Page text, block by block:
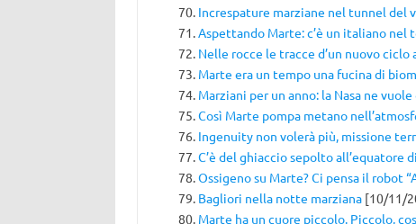
Increspature marziane nel tunnel del
Aspettando Marte: c’è un italiano nel
Nelle rocce le tracce d’un nuovo ciclo
Marte era un tempo una fucina di
Marziani per un anno: la Nasa ne
Così Marte pompa metano
Ingenuity non volerà più, missione
C’è del ghiaccio sepolto all’equatore
Ossigeno su Marte? Ci pensa il robot
Bagliori nella notte marziana[10/11/
Marte ha un cuore piccolo. Piccolo,